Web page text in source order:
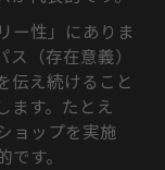
ー性」にありま
（存在意義）
伝え続けること
ます。たとえ
ョップを実施
す。